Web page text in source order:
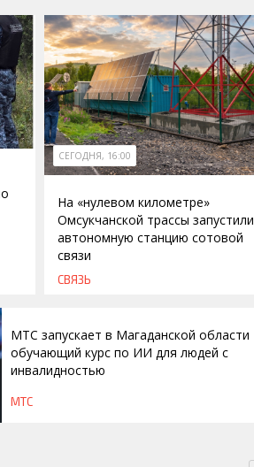
СЕГОДНЯ, 16:00
На «нулевом километре»
Омсукчанской трассы запустили
автономную станцию сотовой
связи
СВЯЗЬ
МТС запускает в Магаданской области
обучающий курс по ИИ для людей с
инвалидностью
МТС